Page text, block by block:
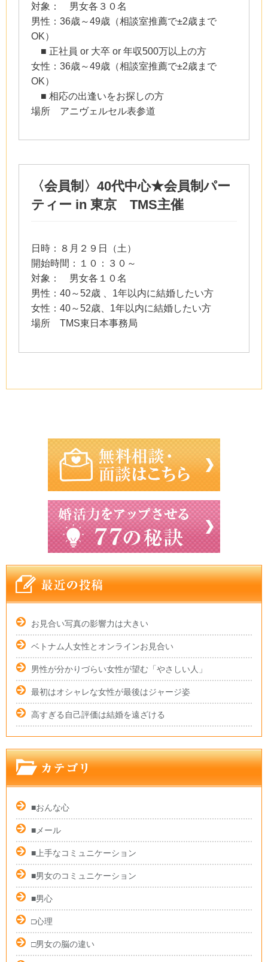
対象： 男女各３０名
男性：36歳～49歳（相談室推薦で±2歳まで
OK）
■ 正社員 or 大卒 or 年収500万以上の方
女性：36歳～49歳（相談室推薦で±2歳まで
OK）
■ 相応の出逢いをお探しの方
場所 アニヴェルセル表参道
〈会員制〉40代中心★会員制パー
ティー in 東京 TMS主催
日時：８月２９日（土）
開始時間：１０：３０～
対象： 男女各１０名
男性：40～52歳 、1年以内に結婚したい方
女性：40～52歳、1年以内に結婚したい方
場所 TMS東日本事務局
お見合い写真の影響力は大きい
ベトナム人女性とオンラインお見合い
男性が分かりづらい女性が望む「やさしい人」
最初はオシャレな女性が最後はジャージ姿
高すぎる自己評価は結婚を遠ざける
■おんな心
■メール
■上手なコミュニケーション
■男女のコミュニケーション
■男心
□心理
□男女の脳の違い